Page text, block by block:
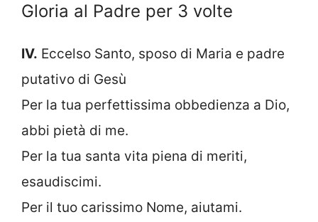
Gloria al Padre per 3 volte
IV. Eccelso Santo, sposo di Maria e padre
putativo di Gesù
Per la tua perfettissima obbedienza a Dio,
abbi pietà di me.
Per la tua santa vita piena di meriti,
esaudiscimi.
Per il tuo carissimo Nome, aiutami.